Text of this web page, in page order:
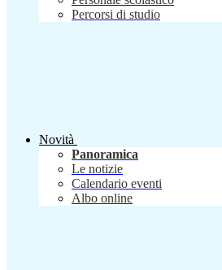
Percorsi di studio
Novità
Panoramica
Le notizie
Calendario eventi
Albo online